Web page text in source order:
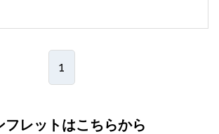
1
フレットはこちらから